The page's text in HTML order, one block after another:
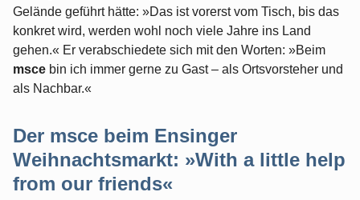
Gelände geführt hätte: »Das ist vorerst vom Tisch, bis das
konkret wird, werden wohl noch viele Jahre ins Land
gehen.« Er verabschiedete sich mit den Worten: »Beim
msce bin ich immer gerne zu Gast – als Ortsvorsteher und
als Nachbar.«
Der msce beim Ensinger
Weihnachtsmarkt: »With a little help
from our friends«